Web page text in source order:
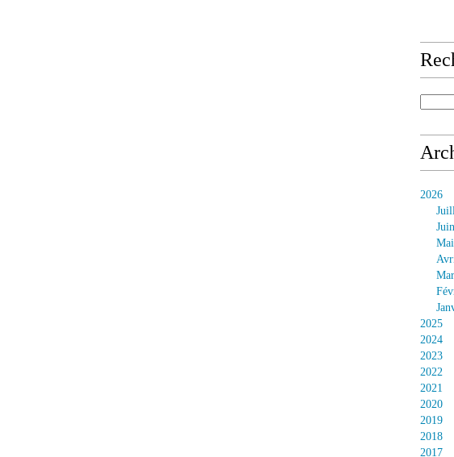
2026
Juin
Mai
2025
2024
2023
2022
2021
2020
2019
2018
2017